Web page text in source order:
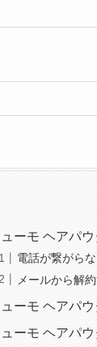
ーモ ヘアパ
電話が繋がら
メールから解
ーモ ヘアパ
ーモ ヘアパ